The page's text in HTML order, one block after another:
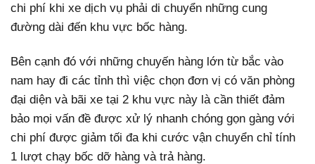
chi phí khi xe dịch vụ phải di chuyển những cung
đường dài đến khu vực bốc hàng.
Bên cạnh đó với những chuyến hàng lớn từ bắc vào
nam hay đi các tỉnh thì việc chọn đơn vị có văn phòng
đại diện và bãi xe tại 2 khu vực này là cần thiết đảm
bảo mọi vấn đề được xử lý nhanh chóng gọn gàng với
chi phí được giảm tối đa khi cước vận chuyển chỉ tính
1 lượt chạy bốc dỡ hàng và trả hàng.